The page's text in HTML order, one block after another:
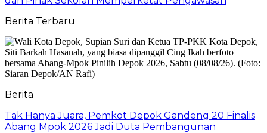
Berita Terbaru
Berita
Tak Hanya Juara, Pemkot Depok Gandeng 20 Finalis
Abang Mpok 2026 Jadi Duta Pembangunan